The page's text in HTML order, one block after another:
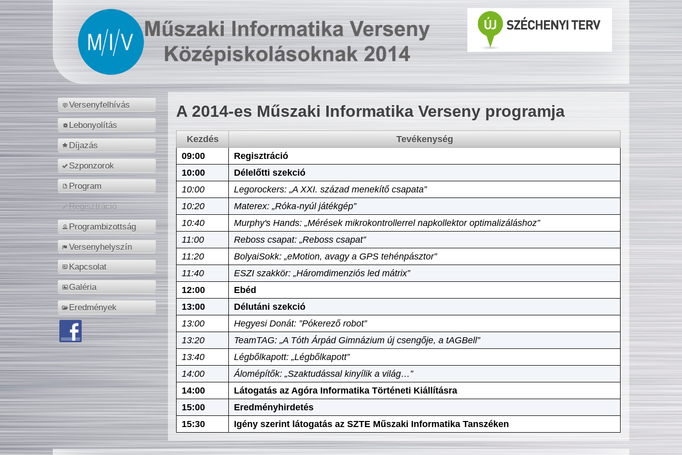
Versenyfelhívás
Lebonyolítás
Díjazás
Szponzorok
Program
Regisztráció
Programbizottság
Versenyhelyszín
Kapcsolat
Galéria
Eredmények
A 2014-es Műszaki Informatika Verseny programja
Kezdés
Tevékenység
09:00
Regisztráció
10:00
Délelőtti szekció
10:00
Legorockers: „A XXI. század menekítő csapata”
10:20
Materex: „Róka-nyúl játékgép”
10:40
Murphy's Hands: „Mérések mikrokontrollerrel napkollektor optimalizáláshoz”
11:00
Reboss csapat: „Reboss csapat”
11:20
BolyaiSokk: „eMotion, avagy a GPS tehénpásztor”
11:40
ESZI szakkör: „Háromdimenziós led mátrix”
12:00
Ebéd
13:00
Délutáni szekció
13:00
Hegyesi Donát: ”Pókerező robot”
13:20
TeamTAG: „A Tóth Árpád Gimnázium új csengője, a tAGBell”
13:40
Légbőlkapott: „Légbőlkapott”
14:00
Álomépítők: „Szaktudással kinyílik a világ…”
14:00
Látogatás az Agóra Informatika Történeti Kiállításra
15:00
Eredményhirdetés
15:30
Igény szerint látogatás az SZTE Műszaki Informatika Tanszéken